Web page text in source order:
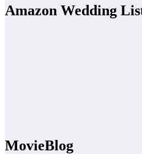
Amazon Wedding
MovieBlog